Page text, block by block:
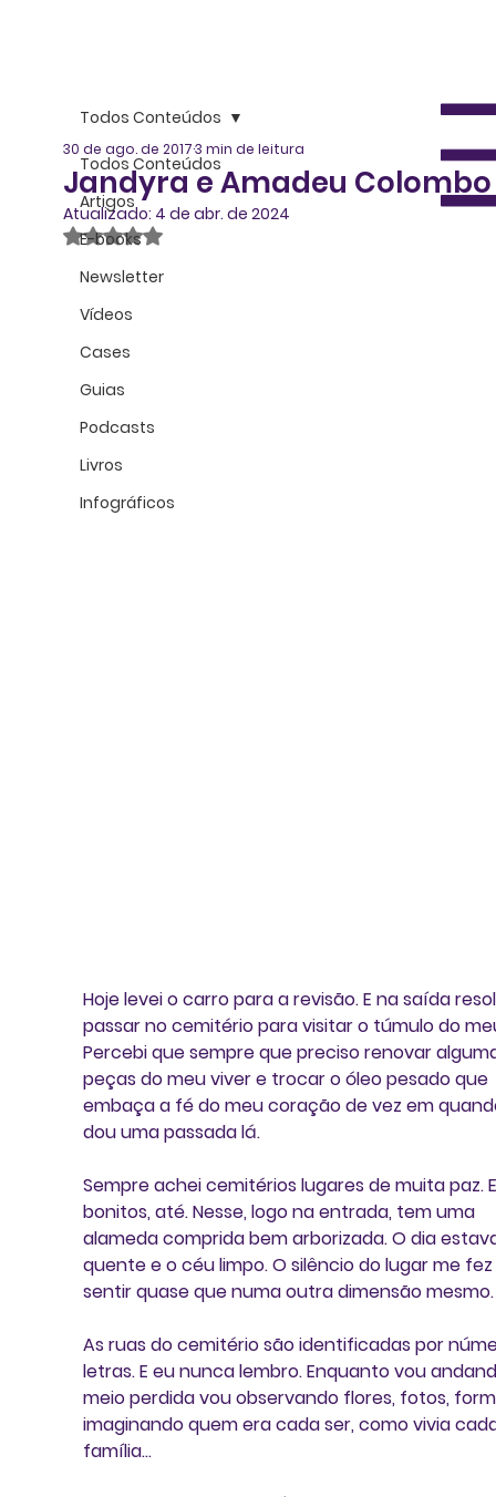
Todos Conteúdos
Artigos
E-books
Newsletter
Vídeos
Cases
Guias
Podcasts
Livros
Infográficos
Todos Conteúdos
Jandyra e Amadeu Colombo
30 de ago. de 20173 min de leitura
Atualizado: 4 de abr. de 2024
Avaliado com NaN de 5 estrelas.
Hoje levei o carro para a revisão. E na saída
passar no cemitério para visitar o túmulo do
Percebi que sempre que preciso renovar
peças do meu viver e trocar o óleo pesado que
embaça a fé do meu coração de vez em
dou uma passada lá.
Sempre achei cemitérios lugares de muita paz.
bonitos, até. Nesse, logo na entrada, tem uma
alameda comprida bem arborizada. O dia
quente e o céu limpo. O silêncio do lugar me fez
sentir quase que numa outra dimensão mesmo.
As ruas do cemitério são identificadas por
letras. E eu nunca lembro. Enquanto vou
meio perdida vou observando flores, fotos,
imaginando quem era cada ser, como vivia
família…